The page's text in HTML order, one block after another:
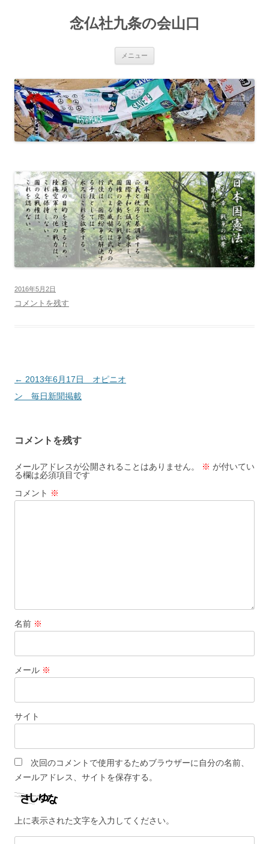
プ
念仏社九条の会山口
メニュー
2016年5月2日
コメントを残す
投
稿
ゲ
ー
シ
ョ
← 2013年6月17日 オピニオ
ン 毎日新聞掲載
コメントを残す
メールアドレスが公開されることはありません。 ※ が付いてい
る欄は必須項目です
コメント ※
名前 ※
メール ※
サイト
次回のコメントで使用するためブラウザーに自分の名前、
メールアドレス、サイトを保存する。
上に表示された文字を入力してください。